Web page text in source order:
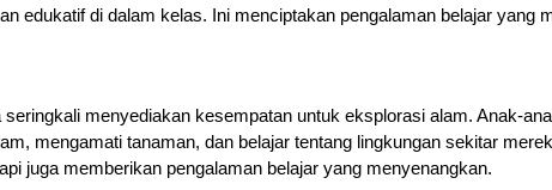
edukatif di dalam kelas. Ini menciptakan pengalaman belajar yang
menyediakan kesempatan untuk eksplorasi alam. Anak-
mengamati tanaman, dan belajar tentang lingkungan sekitar
juga memberikan pengalaman belajar yang menyenangkan.